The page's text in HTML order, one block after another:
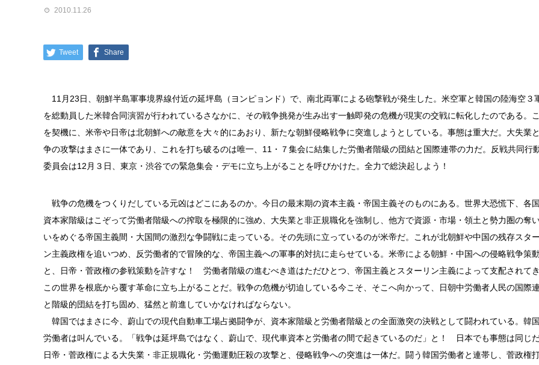
2010.11.26
Tweet Share
11月23日、朝鮮半島軍事境界線付近の延坪島（ヨンピョンド）で、南北両軍による砲撃戦が発生した。米空軍と韓国の陸海空３
を総動員した米韓合同演習が行われているさなかに、その戦争挑発が生み出す一触即発の危機が現実の交戦に転化したのである。
を契機に、米帝や日帝は北朝鮮への敵意を大々的にあおり、新たな朝鮮侵略戦争に突進しようとしている。事態は重大だ。大失業
争の攻撃はまさに一体であり、これを打ち破るのは唯一、11・７集会に結集した労働者階級の団結と国際連帯の力だ。反戦共同行
委員会は12月３日、東京・渋谷での緊急集会・デモに立ち上がることを呼びかけた。全力で総決起しよう！
戦争の危機をつくりだしている元凶はどこにあるのか。今日の最末期の資本主義・帝国主義そのものにある。世界大恐慌下、各
資本家階級はこぞって労働者階級への搾取を極限的に強め、大失業と非正規職化を強制し、他方で資源・市場・領土と勢力圏の奪
いをめぐる帝国主義間・大国間の激烈な争闘戦に走っている。その先頭に立っているのが米帝だ。これが北朝鮮や中国の残存スタ
ン主義政権を追いつめ、反労働者的で冒険的な、帝国主義への軍事的対抗に走らせている。米帝による朝鮮・中国への侵略戦争策動
と、日帝・菅政権の参戦策動を許すな！ 労働者階級の進むべき道はただひとつ、帝国主義とスターリン主義によって支配されて
この世界を根底から覆す革命に立ち上がることだ。戦争の危機が切迫している今こそ、そこへ向かって、日朝中労働者人民の国際
と階級的団結を打ち固め、猛然と前進していかなければならない。
韓国ではまさに今、蔚山での現代自動車工場占拠闘争が、資本家階級と労働者階級との全面激突の決戦として闘われている。韓
労働者は叫んでいる。「戦争は延坪島ではなく、蔚山で、現代車資本と労働者の間で起きているのだ」と！ 日本でも事態は同じだ
日帝・菅政権による大失業・非正規職化・労働運動圧殺の攻撃と、侵略戦争への突進は一体だ。闘う韓国労働者と連帯し、菅政権